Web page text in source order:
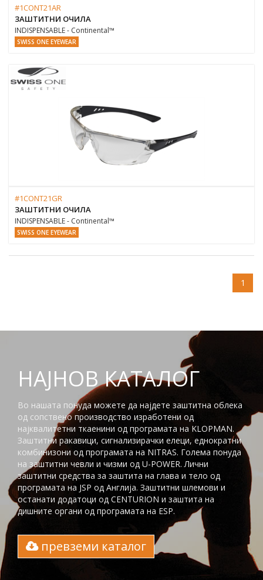
#1CONT21AR
ЗАШТИТНИ ОЧИЛА
INDISPENSABLE - Continental™
SWISS ONE EYEWEAR
#1CONT21GR
ЗАШТИТНИ ОЧИЛА
INDISPENSABLE - Continental™
SWISS ONE EYEWEAR
1
НАЈНОВ КАТАЛОГ
Во нашата понуда можете да најдете заштитна облека
од сопствено производство изработени од
најквалитетни ткаенини од програмата на KLOPMAN.
Заштитни ракавици, сигнализирачки елеци, еднократни
комбинизони од програмата на NITRAS. Голема понуда
на заштитни чевли и чизми од U-POWER. Лични
заштитни средства за заштита на глaва и тело од
програмата на JSP од Англија. Заштитни шлемови и
останати додатоци од CENTURION и заштита на
дишните органи од програмата на ESP.
превземи каталог